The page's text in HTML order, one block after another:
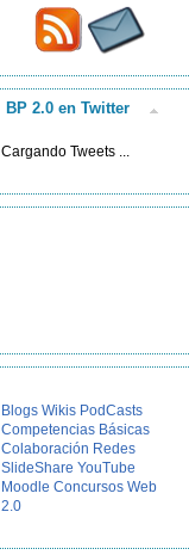
BP 2.0 en Twitter
Cargando Tweets ...
Blogs Wikis PodCasts
Competencias Básicas
Colaboración Redes
SlideShare YouTube
Moodle Concursos Web
2.0